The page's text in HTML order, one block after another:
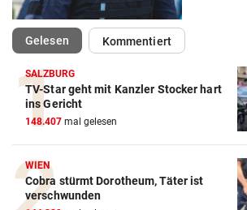
Gelesen(ausgewählt)Kommentiert
SALZBURG
TV-Star geht mit Kanzler Stocker hart
ins Gericht
148.407 mal gelesen
WIEN
Cobra stürmt Dorotheum, Täter ist
verschwunden